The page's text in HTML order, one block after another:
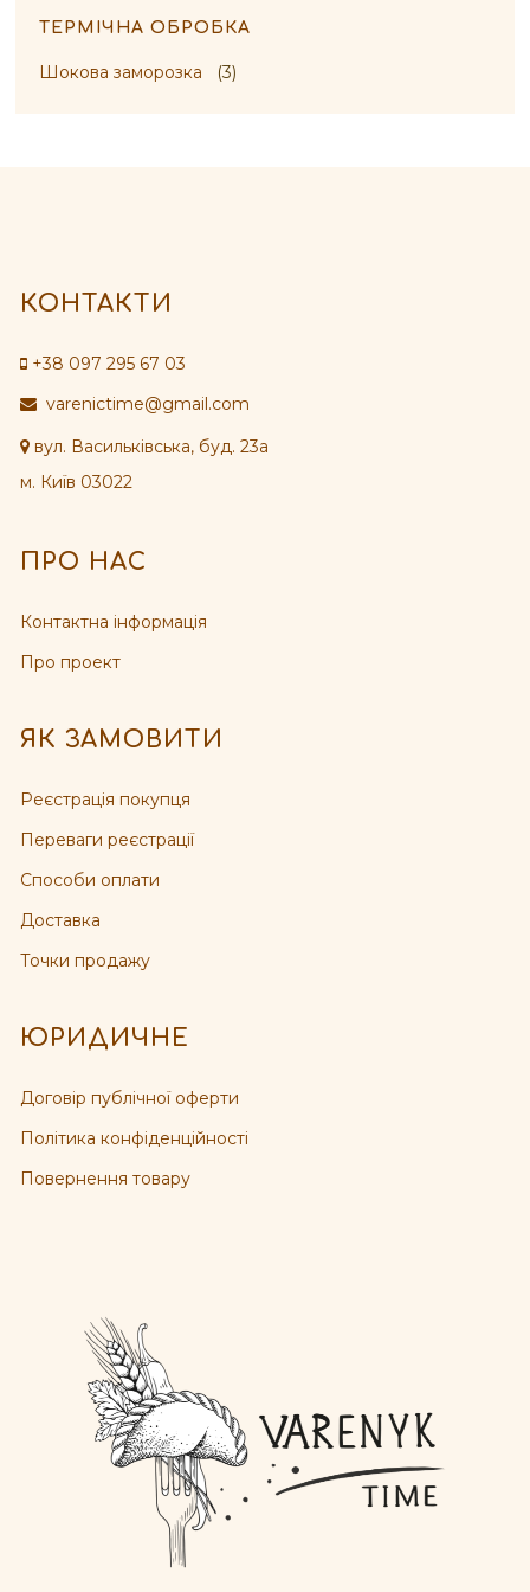
ТЕРМІЧНА ОБРОБКА
Шокова заморозка (3)
КОНТАКТИ
+38 097 295 67 03
varenictime@gmail.com
вул. Васильківська, буд. 23а
м. Київ 03022
ПРО НАС
Контактна інформація
Про проект
ЯК ЗАМОВИТИ
Реєстрація покупця
Переваги реєстрації
Способи оплати
Доставка
Точки продажу
ЮРИДИЧНЕ
Договір публічної оферти
Політика конфіденційності
Повернення товару